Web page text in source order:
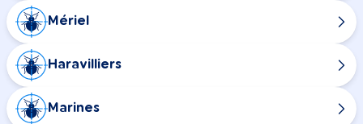
Mériel
Haravilliers
Marines